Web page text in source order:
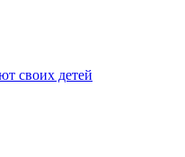
своих детей